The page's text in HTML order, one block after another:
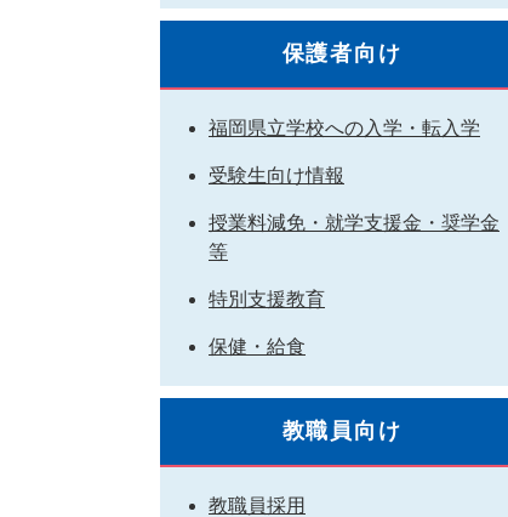
保護者向け
福岡県立学校への入学・転入学
受験生向け情報
授業料減免・就学支援金・奨学金
等
特別支援教育
保健・給食
教職員向け
教職員採用